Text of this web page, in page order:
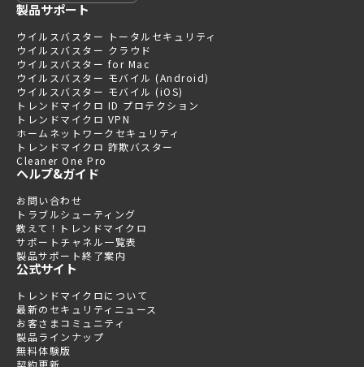
製品サポート
ウイルスバスター トータルセキュリティ
ウイルスバスター クラウド
ウイルスバスター for Mac
ウイルスバスター モバイル (Android)
ウイルスバスター モバイル (iOS)
トレンドマイクロ ID プロテクション
トレンドマイクロ VPN
ホームネットワークセキュリティ
トレンドマイクロ 詐欺バスター
Cleaner One Pro
ヘルプ&ガイド
お問い合わせ
トラブルシューティング
教えて！トレンドマイクロ
サポートチャネル一覧表
製品サポート終了案内
公式サイト
トレンドマイクロについて
最新のセキュリティニュース
お客さまコミュニティ
製品ラインナップ
無料体験版
契約更新